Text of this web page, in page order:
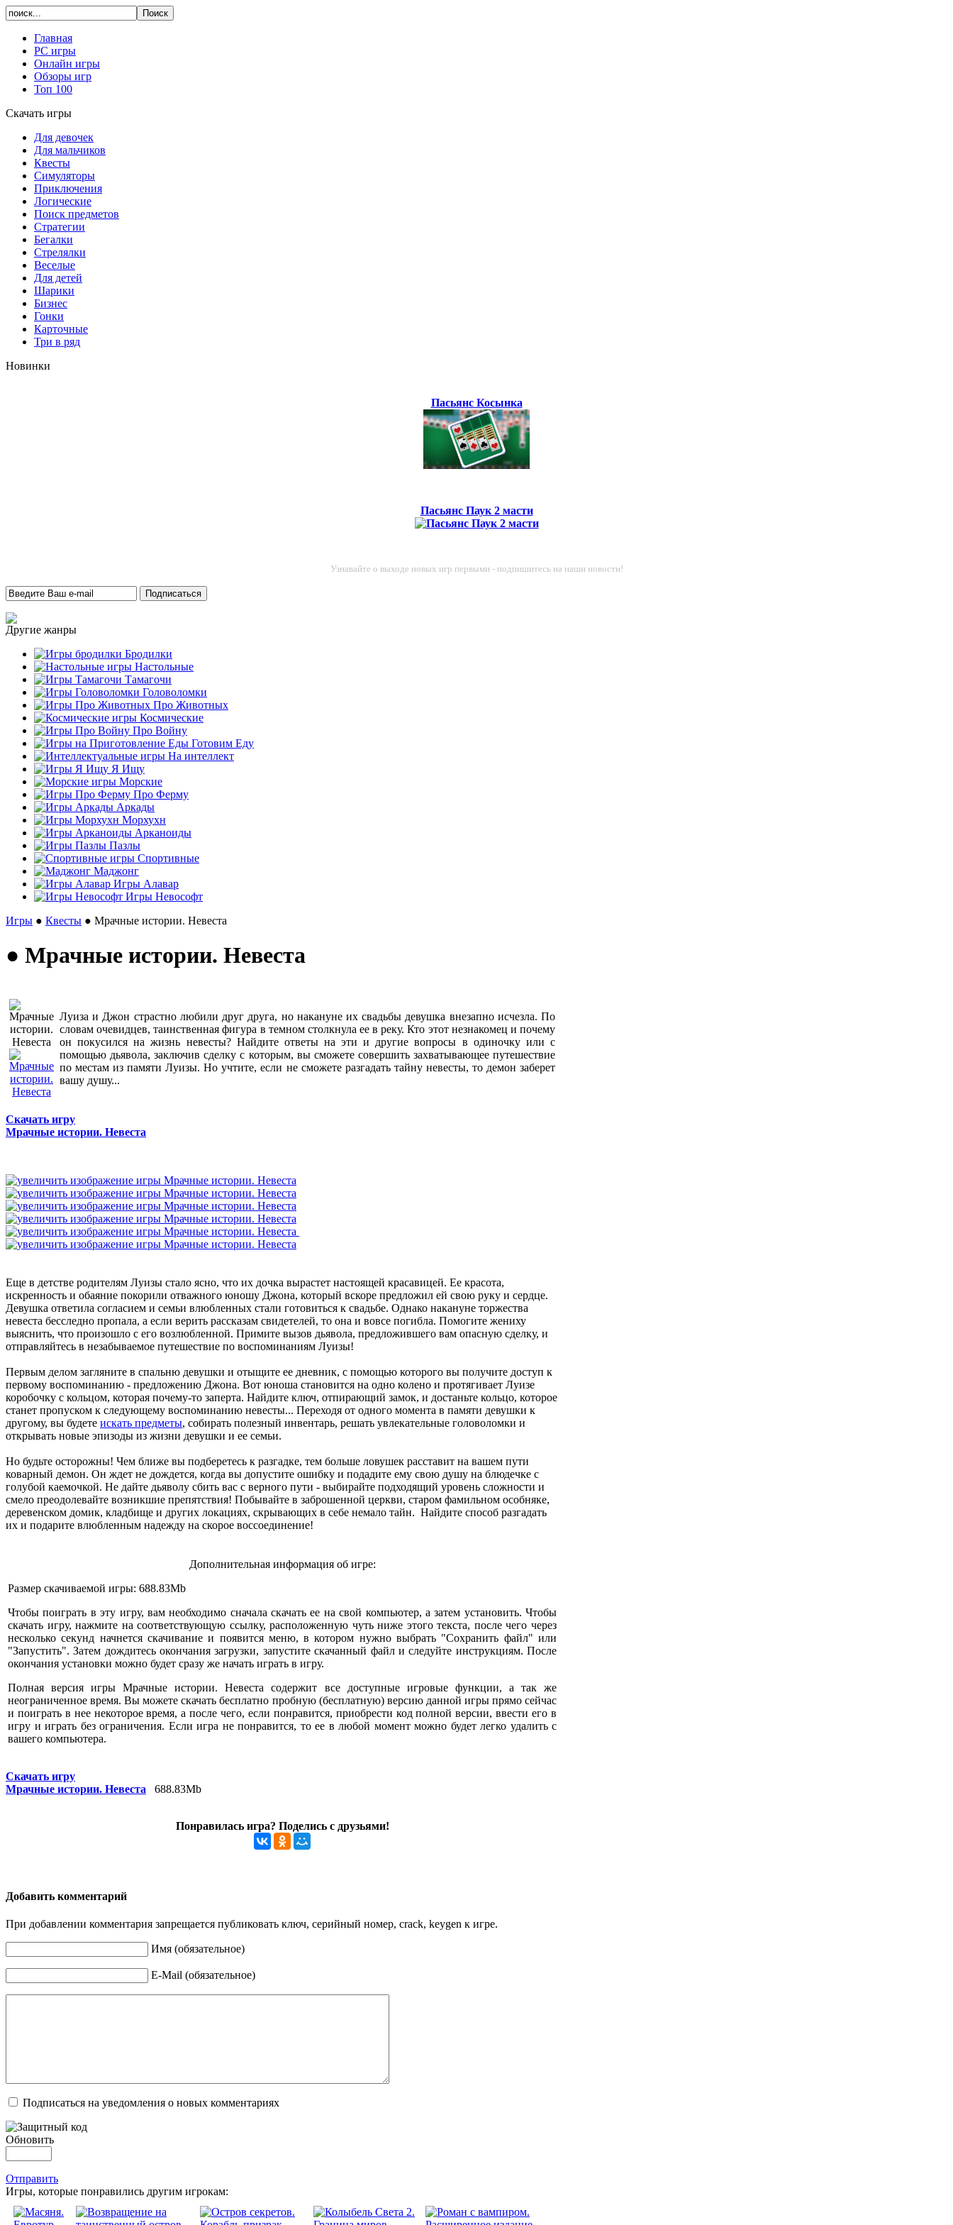
Главная
PC игры
Онлайн игры
Обзоры игр
Топ 100
Скачать игры
Для девочек
Для мальчиков
Квесты
Симуляторы
Приключения
Логические
Поиск предметов
Стратегии
Бегалки
Стрелялки
Веселые
Для детей
Шарики
Бизнес
Гонки
Карточные
Три в ряд
Новинки
Пасьянс Косынка
Пасьянс Паук 2 масти
Узнавайте о выходе новых игр первыми - подпишитесь на наши новости!
Другие жанры
Бродилки
Настольные
Тамагочи
Головоломки
Про Животных
Космические
Про Войну
Готовим Еду
На интеллект
Я Ищу
Морские
Про Ферму
Аркады
Морхухн
Арканоиды
Пазлы
Спортивные
Маджонг
Игры Алавар
Игры Невософт
Игры ● Квесты ● Мрачные истории. Невеста
● Мрачные истории. Невеста
Луиза и Джон страстно любили друг друга, но накануне их свадьбы девушка внезапно исчезла. По
словам очевидцев, таинственная фигура в темном столкнула ее в реку. Кто этот незнакомец и почему
он покусился на жизнь невесты? Найдите ответы на эти и другие вопросы в одиночку или с
помощью дьявола, заключив сделку с которым, вы сможете совершить захватывающее путешествие
по местам из памяти Луизы. Но учтите, если не сможете разгадать тайну невесты, то демон заберет
вашу душу...
Скачать игру
Мрачные истории. Невеста
Еще в детстве родителям Луизы стало ясно, что их дочка вырастет настоящей красавицей. Ее красота,
искренность и обаяние покорили отважного юношу Джона, который вскоре предложил ей свою руку и сердце.
Девушка ответила согласием и семьи влюбленных стали готовиться к свадьбе. Однако накануне торжества
невеста бесследно пропала, а если верить рассказам свидетелей, то она и вовсе погибла. Помогите жениху
выяснить, что произошло с его возлюбленной. Примите вызов дьявола, предложившего вам опасную сделку, и
отправляйтесь в незабываемое путешествие по воспоминаниям Луизы!
Первым делом загляните в спальню девушки и отыщите ее дневник, с помощью которого вы получите доступ к
первому воспоминанию - предложению Джона. Вот юноша становится на одно колено и протягивает Луизе
коробочку с кольцом, которая почему-то заперта. Найдите ключ, отпирающий замок, и достаньте кольцо, которое
станет пропуском к следующему воспоминанию невесты... Переходя от одного момента в памяти девушки к
другому, вы будете искать предметы, собирать полезный инвентарь, решать увлекательные головоломки и
открывать новые эпизоды из жизни девушки и ее семьи.
Но будьте осторожны! Чем ближе вы подберетесь к разгадке, тем больше ловушек расставит на вашем пути
коварный демон. Он ждет не дождется, когда вы допустите ошибку и подадите ему свою душу на блюдечке с
голубой каемочкой. Не дайте дьяволу сбить вас с верного пути - выбирайте подходящий уровень сложности и
смело преодолевайте возникшие препятствия! Побывайте в заброшенной церкви, старом фамильном особняке,
деревенском домик, кладбище и других локациях, скрывающих в себе немало тайн. Найдите способ разгадать
их и подарите влюбленным надежду на скорое воссоединение!
Дополнительная информация об игре:
Размер скачиваемой игры: 688.83Mb
Чтобы поиграть в эту игру, вам необходимо сначала скачать ее на свой компьютер, а затем установить. Чтобы
скачать игру, нажмите на соответствующую ссылку, расположенную чуть ниже этого текста, после чего через
несколько секунд начнется скачивание и появится меню, в котором нужно выбрать "Сохранить файл" или
"Запустить". Затем дождитесь окончания загрузки, запустите скачанный файл и следуйте инструкциям. После
окончания установки можно будет сразу же начать играть в игру.
Полная версия игры Мрачные истории. Невеста содержит все доступные игровые функции, а так же
неограниченное время. Вы можете скачать бесплатно пробную (бесплатную) версию данной игры прямо сейчас
и поиграть в нее некоторое время, а после чего, если понравится, приобрести код полной версии, ввести его в
игру и играть без ограничения. Если игра не понравится, то ее в любой момент можно будет легко удалить с
вашего компьютера.
Скачать игру
Мрачные истории. Невеста 688.83Mb
Понравилась игра? Поделись с друзьями!
Добавить комментарий
При добавлении комментария запрещается публиковать ключ, серийный номер, crack, keygen к игре.
Имя (обязательное)
E-Mail (обязательное)
Подписаться на уведомления о новых комментариях
Обновить
Отправить
Игры, которые понравились другим игрокам: